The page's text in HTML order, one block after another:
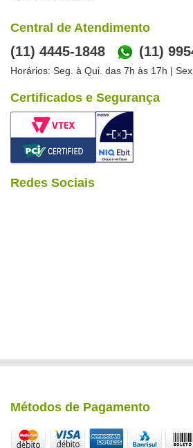
Central de Atendimento
(11) 4445-1848 (11)
Horários: Seg. à Qui. das 7h às 17h |
Certificados e Segurança
Redes Sociais
Métodos de Pagamento